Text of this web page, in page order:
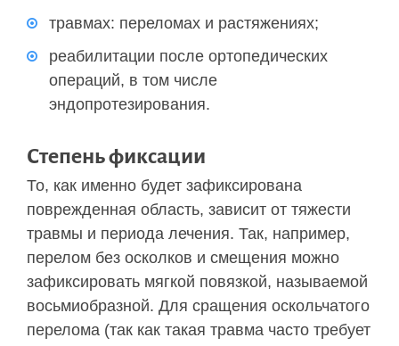
травмах: переломах и растяжениях;
реабилитации после ортопедических
операций, в том числе
эндопротезирования.
Степень фиксации
То, как именно будет зафиксирована
поврежденная область, зависит от тяжести
травмы и периода лечения. Так, например,
перелом без осколков и смещения можно
зафиксировать мягкой повязкой, называемой
восьмиобразной. Для сращения оскольчатого
перелома (так как такая травма часто требует